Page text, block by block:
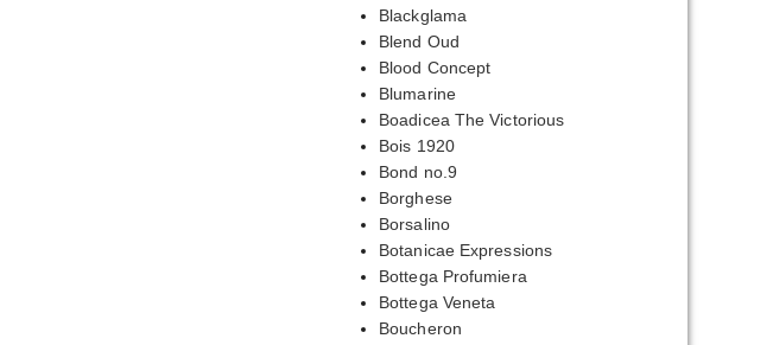
Blackglama
Blend Oud
Blood Concept
Blumarine
Boadicea The Victorious
Bois 1920
Bond no.9
Borghese
Borsalino
Botanicae Expressions
Bottega Profumiera
Bottega Veneta
Boucheron